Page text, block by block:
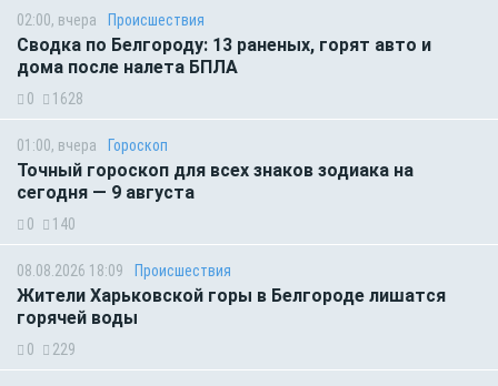
02:00, вчера Происшествия
Сводка по Белгороду: 13 раненых, горят авто и
дома после налета БПЛА
0 1628
01:00, вчера Гороскоп
Точный гороскоп для всех знаков зодиака на
сегодня — 9 августа
0 140
08.08.2026 18:09 Происшествия
Жители Харьковской горы в Белгороде лишатся
горячей воды
0 229